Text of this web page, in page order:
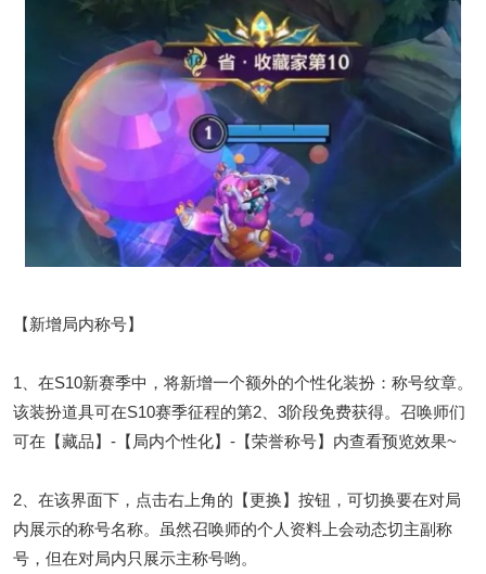
【新增局内称号】
1、在S10新赛季中，将新增一个额外的个性化装扮：称号纹章。
该装扮道具可在S10赛季征程的第2、3阶段免费获得。召唤师们
可在【藏品】-【局内个性化】-【荣誉称号】内查看预览效果~
2、在该界面下，点击右上角的【更换】按钮，可切换要在对局
内展示的称号名称。虽然召唤师的个人资料上会动态切主副称
号，但在对局内只展示主称号哟。